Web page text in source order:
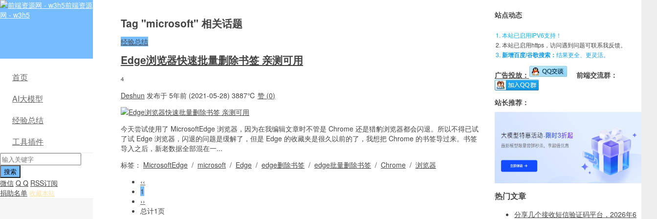
前端资源
网 - w3h5
首页
AI大模型
经验总结
工具插件
微信 Q Q RSS订阅
捐助名单 收藏本站
Tag "microsoft" 相关话题
经验总结
Edge浏览器快速批量删除书签 亲测可用
4
Deshun 发布于 5年前 (2021-05-28) 3887℃ 赞 (0)
今天尝试使用了 MicrosoftEdge 浏览器，因为在我编辑文章时不管是 Chrome 还是猎豹浏览器都会闪退。所以不得已试
了试 Edge 浏览器，闪退的问题是缓解了，但是 Edge 的收藏夹是很久以前的了，我想把 Chrome 的书签导过来。书签
导入之后，新老数据全部混在一...
标签： MicrosoftEdge / microsoft / Edge / edge删除书签 / edge批量删除书签 / Chrome / 浏览器
‹‹
1
››
总计1页
站点动态
本站已启用IPV6支持！
本站已启用https，访问遇到问题可联系我反馈。
新增百度/谷歌搜索： 结果更全、更灵活。
广告投放： 前端交流群：
站长推荐：
热门文章
分享几个接收短信验证码平台，2026年6